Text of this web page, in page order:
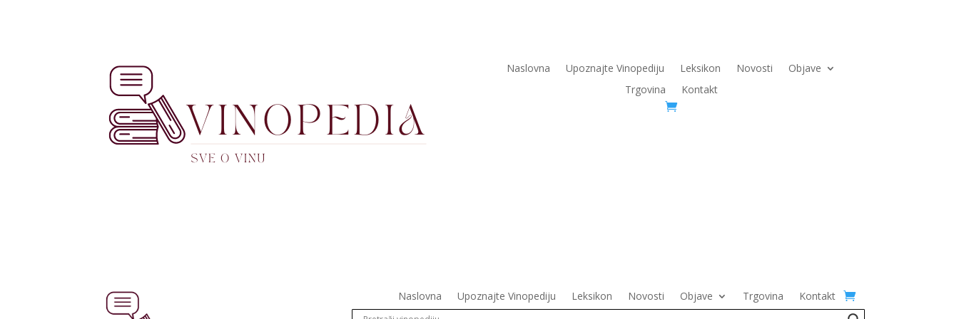
Naslovna Upoznajte Vinopediju Leksikon Novosti
Objave
Trgovina
Kontakt
Naslovna Upoznajte Vinopediju Leksikon Novosti Objave Trgovina Kontakt